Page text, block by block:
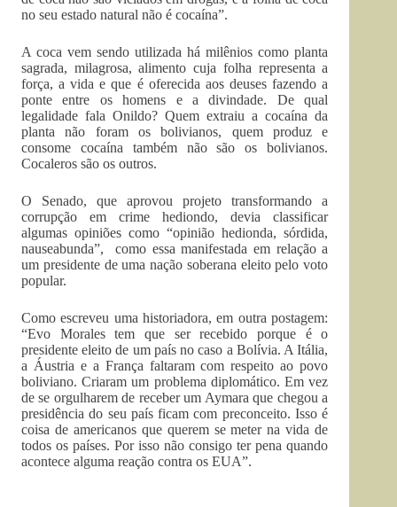
no seu estado natural não é cocaína”.
A coca vem sendo utilizada há milênios como planta
sagrada, milagrosa, alimento cuja folha representa a
força, a vida e que é oferecida aos deuses fazendo a
ponte entre os homens e a divindade. De qual
legalidade fala Onildo? Quem extraiu a cocaína da
planta não foram os bolivianos, quem produz e
consome cocaína também não são os bolivianos.
Cocaleros são os outros.
O Senado, que aprovou projeto transformando a
corrupção em crime hediondo, devia classificar
algumas opiniões como “opinião hedionda, sórdida,
nauseabunda”, como essa manifestada em relação a
um presidente de uma nação soberana eleito pelo voto
popular.
Como escreveu uma historiadora, em outra postagem:
“Evo Morales tem que ser recebido porque é o
presidente eleito de um país no caso a Bolívia. A Itália,
a Áustria e a França faltaram com respeito ao povo
boliviano. Criaram um problema diplomático. Em vez
de se orgulharem de receber um Aymara que chegou a
presidência do seu país ficam com preconceito. Isso é
coisa de americanos que querem se meter na vida de
todos os países. Por isso não consigo ter pena quando
acontece alguma reação contra os EUA”.